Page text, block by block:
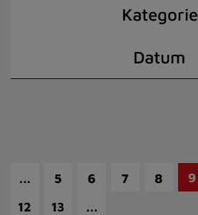
Kategorie
Datum
… 5 6 7 8 9
12
13 …